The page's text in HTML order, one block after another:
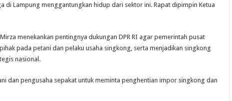
di Lampung menggantungkan hidup dari sektor ini. Rapat dipimpin Ketua
menekankan pentingnya dukungan DPR RI agar pemerintah pusat
pada petani dan pelaku usaha singkong, serta menjadikan singkong
nasional.
dan pengusaha sepakat untuk meminta penghentian impor singkong dan